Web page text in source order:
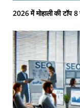
2026 में मोहाली की टॉप 8